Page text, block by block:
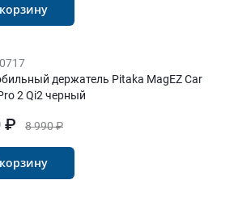
держатель Pitaka MagEZ Car
2 Qi2 черный
8 990 ₽
₽